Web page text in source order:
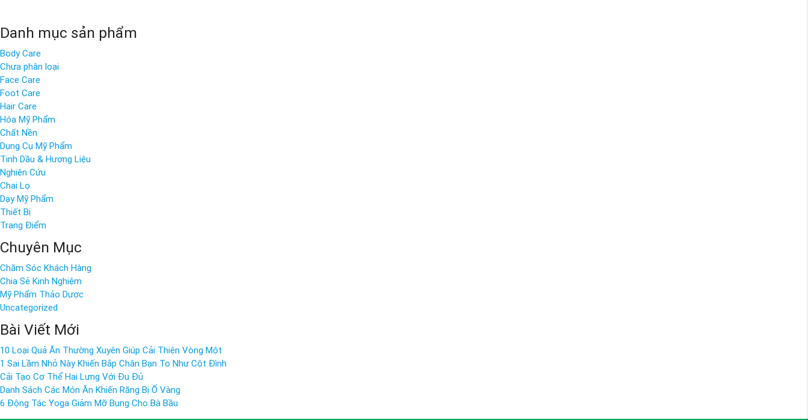
Danh mục sản phẩm
Body Care
Chưa phân loại
Face Care
Foot Care
Hair Care
Hóa Mỹ Phẩm
Chất Nền
Dụng Cụ Mỹ Phẩm
Tinh Dầu & Hương Liệu
Nghiên Cứu
Chai Lọ
Dạy Mỹ Phẩm
Thiết Bị
Trang Điểm
Chuyên Mục
Chăm Sóc Khách Hàng
Chia Sẻ Kinh Nghiệm
Mỹ Phẩm Thảo Dược
Uncategorized
Bài Viết Mới
10 Loại Quả Ăn Thường Xuyên Giúp Cải Thiện Vòng Một
1 Sai Lầm Nhỏ Này Khiến Bắp Chân Bạn To Như Cột Đình
Cải Tạo Cơ Thể Hai Lưng Với Đu Đủ
Danh Sách Các Món Ăn Khiến Răng Bị Ố Vàng
6 Động Tác Yoga Giảm Mỡ Bụng Cho Bà Bầu